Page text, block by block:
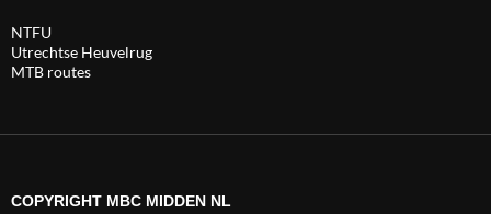
NTFU
Utrechtse Heuvelrug
MTB routes
COPYRIGHT MBC MIDDEN NL